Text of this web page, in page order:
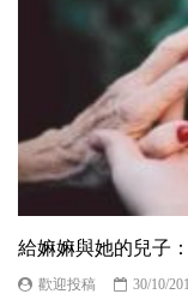
給嫲嫲與她的兒子
歡迎投稿
30/10/